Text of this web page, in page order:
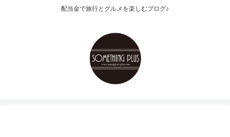
配当金で旅行とグルメを楽しむブログ♪